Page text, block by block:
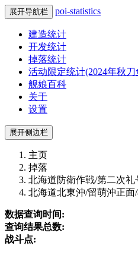
展开导航栏 poi-statistics
建造统计
开发统计
掉落统计
活动限定统计(2024年秋
舰娘百科
关于
设置
展开侧边栏
主页
掉落
北海道防衛作戦/第二次礼
北海道北東沖/留萌沖正面
数据查询时间:
查询结果总数:
战斗点: